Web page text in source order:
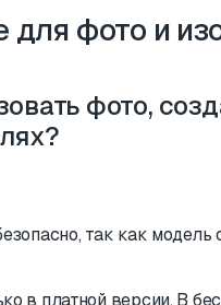
фото и
фото,
так как модель
в платной версии. В